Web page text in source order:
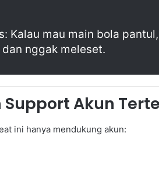
Kalau mau main bola pantul,
nggak meleset.
Support Akun
ini hanya mendukung akun: